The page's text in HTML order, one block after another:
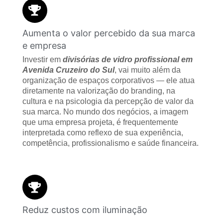
Aumenta o valor percebido da sua marca
e empresa
Investir em divisórias de vidro profissional em
Avenida Cruzeiro do Sul, vai muito além da
organização de espaços corporativos — ele atua
diretamente na valorização do branding, na
cultura e na psicologia da percepção de valor da
sua marca. No mundo dos negócios, a imagem
que uma empresa projeta, é frequentemente
interpretada como reflexo de sua experiência,
competência, profissionalismo e saúde financeira.
Reduz custos com iluminação